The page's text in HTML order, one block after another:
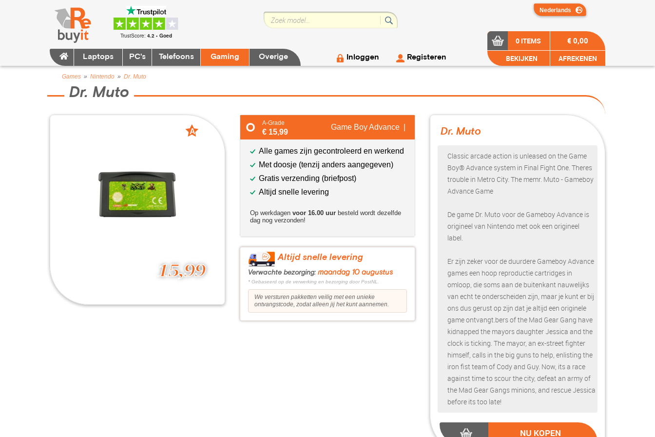
TrustScore: 4.2 • Goed
Laptops PC's Telefoons Gaming Overige Inloggen Registeren
0 ITEMS
BEKIJKEN
€ 0,00
AFREKENEN
Games » Nintendo » Dr. Muto
Dr. Muto
15,99
A
A-Grade
€ 15,99
Game Boy Advance |
Alle games zijn gecontroleerd en werkend
Met doosje (tenzij anders aangegeven)
Gratis verzending (briefpost)
Altijd snelle levering
Op werkdagen voor 16.00 uur besteld wordt dezelfde
dag nog verzonden!
Altijd snelle levering
Verwachte bezorging: maandag 10 augustus
* Gebaseerd op de verwerking en bezorging door PostNL.
We versturen pakketten veilig met een unieke
ontvangstcode, zodat alleen jij het kunt aannemen.
Dr. Muto
Classic arcade action is unleased on the Game
Boy® Advance system in Final Fight One. Theres
trouble in Metro City. The memr. Muto - Gameboy
Advance Game
De game Dr. Muto voor de Gameboy Advance is
origineel van Nintendo met ook een origineel
label.
Er zijn zeker voor de duurdere Gameboy Advance
games een hoop reproductie cartridges in
omloop, die soms aan de buitenkant nauwelijks
van echt te onderscheiden zijn, maar je kunt er bij
ons dus gerust op zijn dat je altijd een originele
game ontvangt.bers of the Mad Gear Gang have
kidnapped the mayors daughter Jessica and the
clock is ticking. The mayor, an ex-street fighter
himself, calls in the big guns to help, enlisting the
iron fist team of Cody and Guy. Now, its a race
against time to scour the city, defeat an army of
the Mad Gear Gangs minions, and rescue Jessica
before its too late!
NU KOPEN